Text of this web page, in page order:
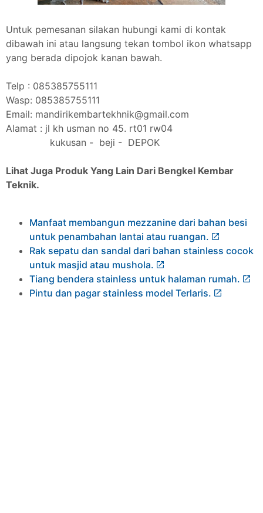
Untuk pemesanan silakan hubungi kami di kontak
dibawah ini atau langsung tekan tombol ikon whatsapp
yang berada dipojok kanan bawah.
Telp : 085385755111
Wasp: 085385755111
Email: mandirikembartekhnik@gmail.com
Alamat : jl kh usman no 45. rt01 rw04
kukusan - beji - DEPOK
Lihat Juga Produk Yang Lain Dari Bengkel Kembar
Teknik.
Manfaat membangun mezzanine dari bahan besi
untuk penambahan lantai atau ruangan.
Rak sepatu dan sandal dari bahan stainless cocok
untuk masjid atau mushola.
Tiang bendera stainless untuk halaman rumah.
Pintu dan pagar stainless model Terlaris.